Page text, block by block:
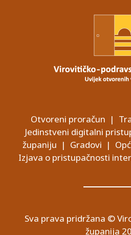
Otvoreni proračun |
Jedinstveni digitalni
županiju | Gradovi |
Izjava o pristupačnosti
Sva prava pridržana ©
županija